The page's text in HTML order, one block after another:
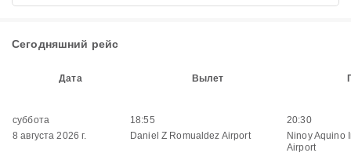
Сегодняшний рейс
Дата Вылет
суббота
8 августа 2026 г.
18:55
Daniel Z Romualdez Airport
20:30
Ninoy Aquino
Airport